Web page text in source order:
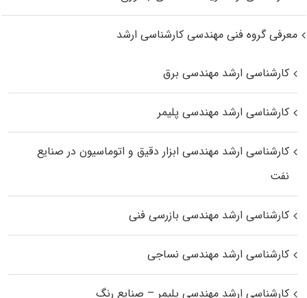
معرفی گروه فنی مهندسی کارشناسی ارشد
کارشناسی ارشد مهندسی برق
کارشناسی ارشد مهندسی پلیمر
کارشناسی ارشد مهندسی ابزار دقیق و اتوماسیون در صنایع
نفت
کارشناسی ارشد مهندسی بازرسی فنی
کارشناسی ارشد مهندسی نساجی
کارشناسی ارشد مهندسی پلیمر – صنایع رنگ